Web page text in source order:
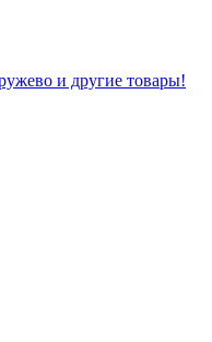
и другие товары!